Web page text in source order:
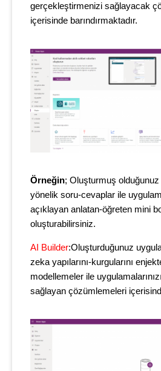
gerçekleştirmenizi sağlayacak
içerisinde barındırmaktadır.
Örneğin; Oluşturmuş olduğunuz
yönelik soru-cevaplar ile
açıklayan anlatan-öğreten mini
oluşturabilirsiniz.
AI Builder:Oluşturduğunuz
zeka yapılarını-kurgularını
modellemeler ile
sağlayan çözümlemeleri